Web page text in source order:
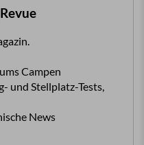
Campen
und Stellplatz-Tests,
News